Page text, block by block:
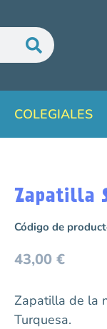
COLEGIALES
Zapatilla
Código de
43,00 €
Zapatilla de la
Turquesa.